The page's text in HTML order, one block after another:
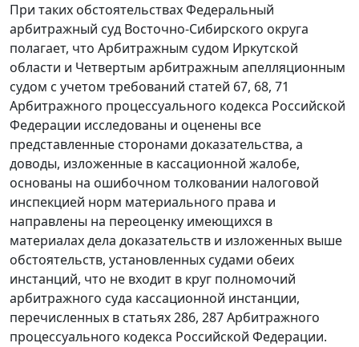
При таких обстоятельствах Федеральный
арбитражный суд Восточно-Сибирского округа
полагает, что Арбитражным судом Иркутской
области и Четвертым арбитражным апелляционным
судом с учетом требований статей 67, 68, 71
Арбитражного процессуального кодекса Российской
Федерации исследованы и оценены все
представленные сторонами доказательства, а
доводы, изложенные в кассационной жалобе,
основаны на ошибочном толковании налоговой
инспекцией норм материального права и
направлены на переоценку имеющихся в
материалах дела доказательств и изложенных выше
обстоятельств, установленных судами обеих
инстанций, что не входит в круг полномочий
арбитражного суда кассационной инстанции,
перечисленных в статьях 286, 287Арбитражного
процессуального кодекса Российской Федерации.